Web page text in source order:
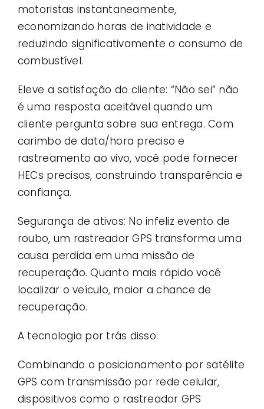
motoristas instantaneamente,
economizando horas de inatividade e
reduzindo significativamente o consumo de
combustível.
Eleve a satisfação do cliente: “Não sei” não
é uma resposta aceitável quando um
cliente pergunta sobre sua entrega. Com
carimbo de data/hora preciso e
rastreamento ao vivo, você pode fornecer
HECs precisos, construindo transparência e
confiança.
Segurança de ativos: No infeliz evento de
roubo, um rastreador GPS transforma uma
causa perdida em uma missão de
recuperação. Quanto mais rápido você
localizar o veículo, maior a chance de
recuperação.
A tecnologia por trás disso:
Combinando o posicionamento por satélite
GPS com transmissão por rede celular,
dispositivos como o rastreador GPS